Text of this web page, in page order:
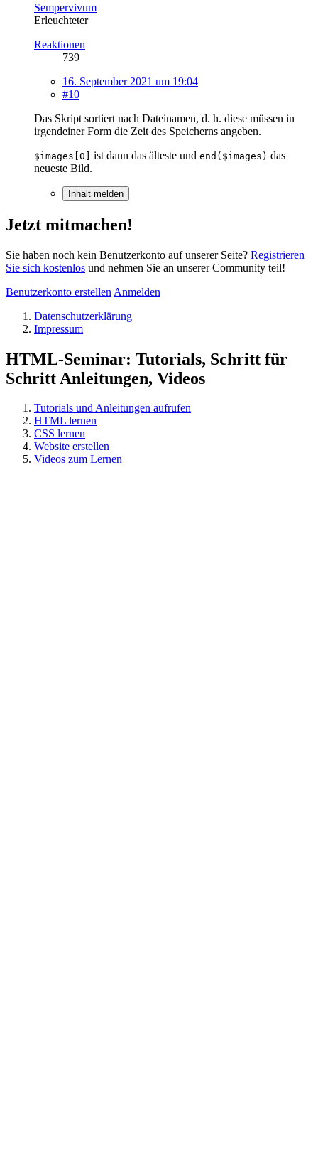
Sempervivum
Erleuchteter
Reaktionen
739
16. September 2021 um 19:04
#10
Das Skript sortiert nach Dateinamen, d. h. diese müssen in
irgendeiner Form die Zeit des Speicherns angeben.
$images[0] ist dann das älteste und end($images) das
neueste Bild.
Inhalt melden
Jetzt mitmachen!
Sie haben noch kein Benutzerkonto auf unserer Seite? Registrieren
Sie sich kostenlos und nehmen Sie an unserer Community teil!
Benutzerkonto erstellen Anmelden
Datenschutzerklärung
Impressum
HTML-Seminar: Tutorials, Schritt für
Schritt Anleitungen, Videos
Tutorials und Anleitungen aufrufen
HTML lernen
CSS lernen
Website erstellen
Videos zum Lernen